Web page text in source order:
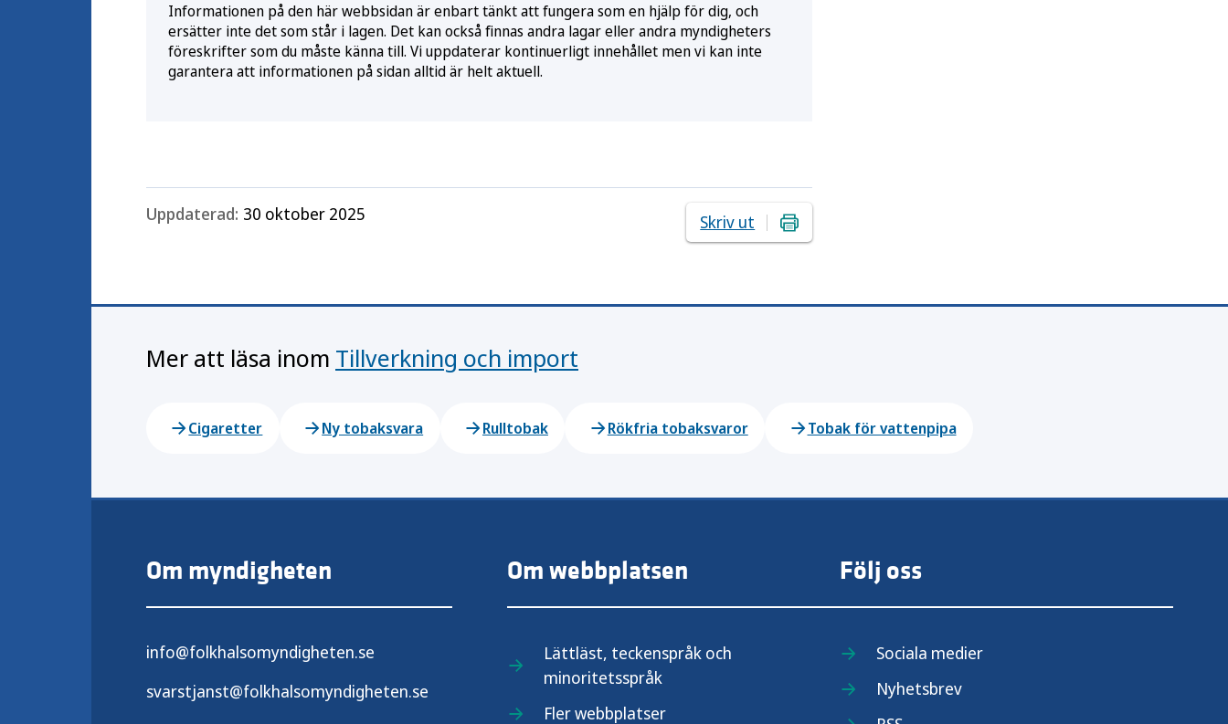
Informationen på den här webbsidan är enbart tänkt att fungera som en hjälp för dig, och
ersätter inte det som står i lagen. Det kan också finnas andra lagar eller andra myndigheters
föreskrifter som du måste känna till. Vi uppdaterar kontinuerligt innehållet men vi kan inte
garantera att informationen på sidan alltid är helt aktuell.
Uppdaterad: 30 oktober 2025 Skriv ut
Mer att läsa inom Tillverkning och import
Cigaretter Ny tobaksvara Rulltobak Rökfria tobaksvaror Tobak för vattenpipa
Om myndigheten
info@folkhalsomyndigheten.se
svarstjanst@folkhalsomyndigheten.se
Om webbplatsen
Lättläst, teckenspråk och
minoritetsspråk
Fler webbplatser
Följ oss
Sociala medier
Nyhetsbrev